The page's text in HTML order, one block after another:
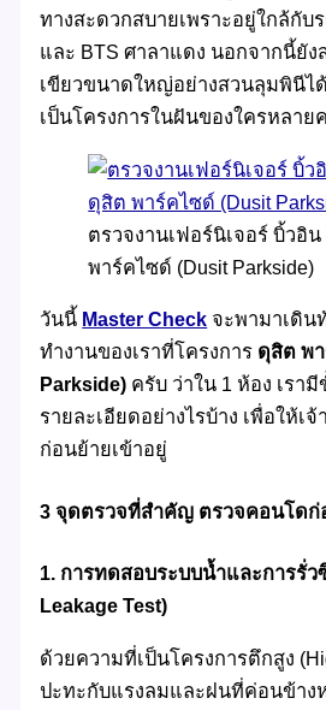
ทางสะดวกสบายเพราะอยู่ใกล้กับ
และ BTS ศาลาแดง นอกจากนี้ยั
เขียวขนาดใหญ่อย่างสวนลุมพินีไ
เป็นโครงการในฝันของใครหลาย
ตรวจงานเฟอร์นิเจอร์ บิ้วอิ
พาร์คไซด์ (Dusit Parkside)
วันนี้ Master Check จะพามาเดิน
ทำงานของเราที่โครงการ ดุสิต พ
Parkside) ครับ ว่าใน 1 ห้อง เรา
รายละเอียดอย่างไรบ้าง เพื่อให้เ
ก่อนย้ายเข้าอยู่
3 จุดตรวจที่สำคัญ ตรวจคอนโดก่
1. การทดสอบระบบน้ำและการรั่ว
Leakage Test)
ด้วยความที่เป็นโครงการตึกสูง
ปะทะกับแรงลมและฝนที่ค่อนข้าง